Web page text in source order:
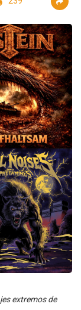
extremos de